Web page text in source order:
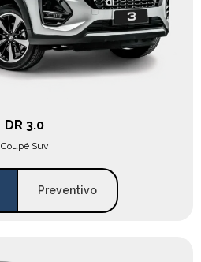
DR 3.0
Coupé Suv
Preventivo